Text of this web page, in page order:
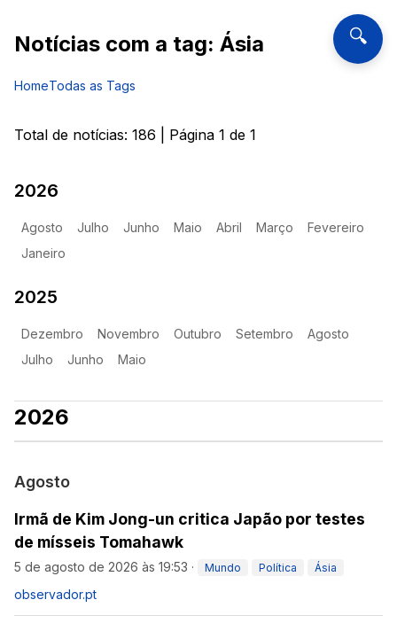
🔍
Notícias com a tag: Ásia
HomeTodas as Tags
Total de notícias: 186 | Página 1 de 1
2026
Agosto Julho Junho Maio Abril Março
Fevereiro
Janeiro
2025
Dezembro Novembro Outubro Setembro
Agosto
Julho
Junho Maio
2026
Agosto
Irmã de Kim Jong-un critica Japão por testes
de mísseis Tomahawk
5 de agosto de 2026 às 19:53 · Mundo Política Ásia
observador.pt